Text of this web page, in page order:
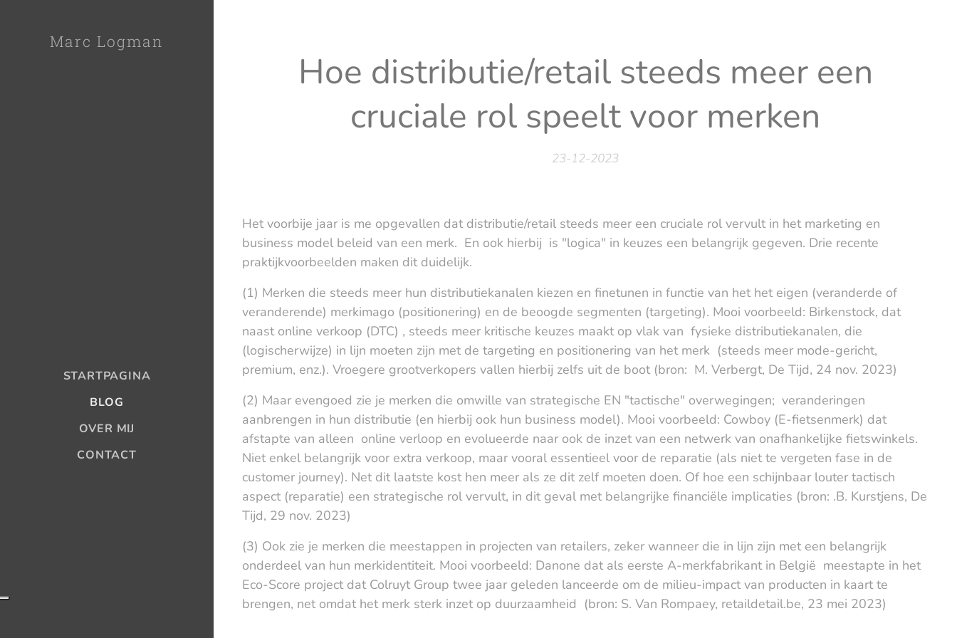
Marc Logman
STARTPAGINA
BLOG
OVER MIJ
CONTACT
Hoe distributie/retail steeds meer een
cruciale rol speelt voor merken
23-12-2023
Het voorbije jaar is me opgevallen dat distributie/retail steeds meer een cruciale rol vervult in het marketing en
business model beleid van een merk. En ook hierbij is "logica" in keuzes een belangrijk gegeven. Drie recente
praktijkvoorbeelden maken dit duidelijk.
(1) Merken die steeds meer hun distributiekanalen kiezen en finetunen in functie van het het eigen (veranderde of
veranderende) merkimago (positionering) en de beoogde segmenten (targeting). Mooi voorbeeld: Birkenstock, dat
naast online verkoop (DTC) , steeds meer kritische keuzes maakt op vlak van fysieke distributiekanalen, die
(logischerwijze) in lijn moeten zijn met de targeting en positionering van het merk (steeds meer mode-gericht,
premium, enz.). Vroegere grootverkopers vallen hierbij zelfs uit de boot (bron: M. Verbergt, De Tijd, 24 nov. 2023)
(2) Maar evengoed zie je merken die omwille van strategische EN "tactische" overwegingen; veranderingen
aanbrengen in hun distributie (en hierbij ook hun business model). Mooi voorbeeld: Cowboy (E-fietsenmerk) dat
afstapte van alleen online verloop en evolueerde naar ook de inzet van een netwerk van onafhankelijke fietswinkels.
Niet enkel belangrijk voor extra verkoop, maar vooral essentieel voor de reparatie (als niet te vergeten fase in de
customer journey). Net dit laatste kost hen meer als ze dit zelf moeten doen. Of hoe een schijnbaar louter tactisch
aspect (reparatie) een strategische rol vervult, in dit geval met belangrijke financiële implicaties (bron: .B. Kurstjens, De
Tijd, 29 nov. 2023)
(3) Ook zie je merken die meestappen in projecten van retailers, zeker wanneer die in lijn zijn met een belangrijk
onderdeel van hun merkidentiteit. Mooi voorbeeld: Danone dat als eerste A-merkfabrikant in België meestapte in het
Eco-Score project dat Colruyt Group twee jaar geleden lanceerde om de milieu-impact van producten in kaart te
brengen, net omdat het merk sterk inzet op duurzaamheid (bron: S. Van Rompaey, retaildetail.be, 23 mei 2023)